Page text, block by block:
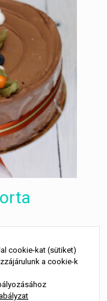
cookie-kat (sütiket)
a cookie-k